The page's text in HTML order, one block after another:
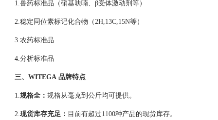
1.兽药标准品（硝基呋喃、β受体激动剂等）
2.稳定同位素标记化合物（2H,13C,15N等）
3.农药标准品
4.分析标准品
三、WITEGA 品牌特点
1.规格全： 规格从毫克到公斤均可提供。
2.现货库存充足： 目前有超过1100种产品的现货库存。